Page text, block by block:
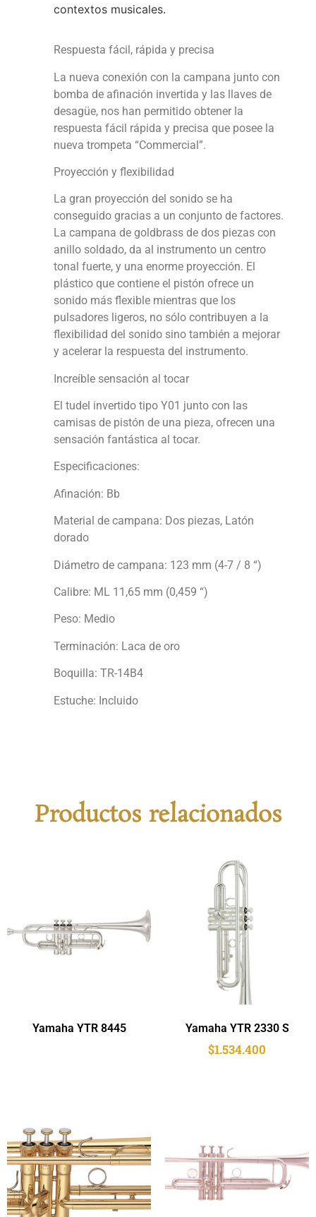
contextos musicales.
Respuesta fácil, rápida y precisa
La nueva conexión con la campana junto con
bomba de afinación invertida y las llaves de
desagüe, nos han permitido obtener la
respuesta fácil rápida y precisa que posee la
nueva trompeta “Commercial”.
Proyección y flexibilidad
La gran proyección del sonido se ha
conseguido gracias a un conjunto de factores.
La campana de goldbrass de dos piezas con
anillo soldado, da al instrumento un centro
tonal fuerte, y una enorme proyección. El
plástico que contiene el pistón ofrece un
sonido más flexible mientras que los
pulsadores ligeros, no sólo contribuyen a la
flexibilidad del sonido sino también a mejorar
y acelerar la respuesta del instrumento.
Increíble sensación al tocar
El tudel invertido tipo Y01 junto con las
camisas de pistón de una pieza, ofrecen una
sensación fantástica al tocar.
Especificaciones:
Afinación: Bb
Material de campana: Dos piezas, Latón
dorado
Diámetro de campana: 123 mm (4-7 / 8 “)
Calibre: ML 11,65 mm (0,459 “)
Peso: Medio
Terminación: Laca de oro
Boquilla: TR-14B4
Estuche: Incluido
Productos relacionados
Yamaha YTR 8445 Yamaha YTR 2330 S
$1.534.400